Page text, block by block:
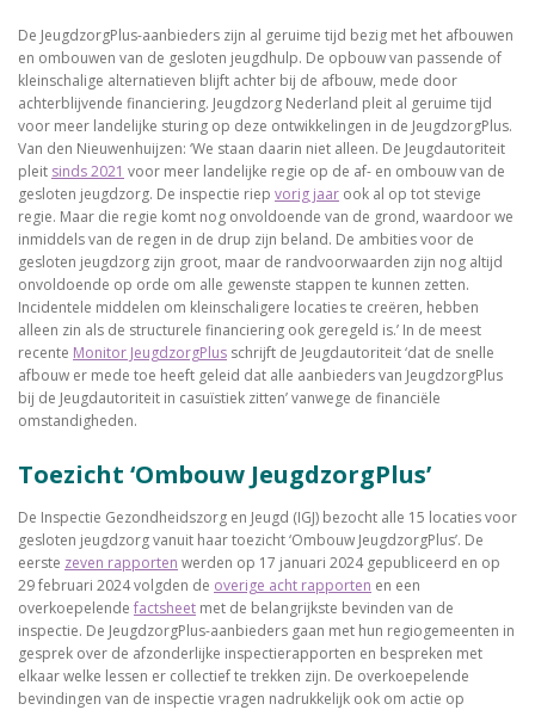
De JeugdzorgPlus-aanbieders zijn al geruime tijd bezig met het afbouwen
en ombouwen van de gesloten jeugdhulp. De opbouw van passende of
kleinschalige alternatieven blijft achter bij de afbouw, mede door
achterblijvende financiering. Jeugdzorg Nederland pleit al geruime tijd
voor meer landelijke sturing op deze ontwikkelingen in de JeugdzorgPlus.
Van den Nieuwenhuijzen: ‘We staan daarin niet alleen. De Jeugdautoriteit
pleit sinds 2021 voor meer landelijke regie op de af- en ombouw van de
gesloten jeugdzorg. De inspectie riep vorig jaar ook al op tot stevige
regie. Maar die regie komt nog onvoldoende van de grond, waardoor we
inmiddels van de regen in de drup zijn beland. De ambities voor de
gesloten jeugdzorg zijn groot, maar de randvoorwaarden zijn nog altijd
onvoldoende op orde om alle gewenste stappen te kunnen zetten.
Incidentele middelen om kleinschaligere locaties te creëren, hebben
alleen zin als de structurele financiering ook geregeld is.’ In de meest
recente Monitor JeugdzorgPlus schrijft de Jeugdautoriteit ‘dat de snelle
afbouw er mede toe heeft geleid dat alle aanbieders van JeugdzorgPlus
bij de Jeugdautoriteit in casuïstiek zitten’ vanwege de financiële
omstandigheden.
Toezicht ‘Ombouw JeugdzorgPlus’
De Inspectie Gezondheidszorg en Jeugd (IGJ) bezocht alle 15 locaties voor
gesloten jeugdzorg vanuit haar toezicht ‘Ombouw JeugdzorgPlus’. De
eerste zeven rapporten werden op 17 januari 2024 gepubliceerd en op
29 februari 2024 volgden de overige acht rapporten en een
overkoepelende factsheet met de belangrijkste bevinden van de
inspectie. De JeugdzorgPlus-aanbieders gaan met hun regiogemeenten in
gesprek over de afzonderlijke inspectierapporten en bespreken met
elkaar welke lessen er collectief te trekken zijn. De overkoepelende
bevindingen van de inspectie vragen nadrukkelijk ook om actie op